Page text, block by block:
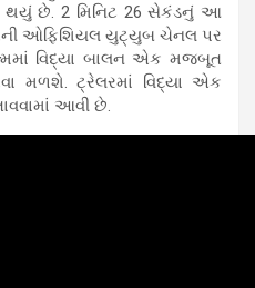
થયું છે. 2 મિનિટ 26 સેકંડનું આ
ઓફિશિયલ યુટ્યુબ ચેનલ પર
વિદ્યા બાલન એક મજબૂત
મળશે. ટ્રેલરમાં વિદ્યા એક
આવી છે.